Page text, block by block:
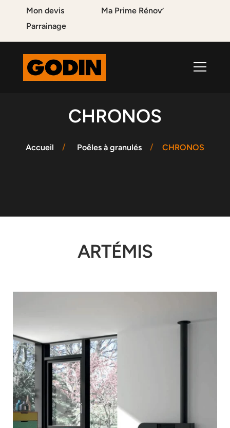
Mon devis
Ma Prime Rénov’
Parrainage
CHRONOS
Accueil Poêles à granulés CHRONOS
ARTÉMIS